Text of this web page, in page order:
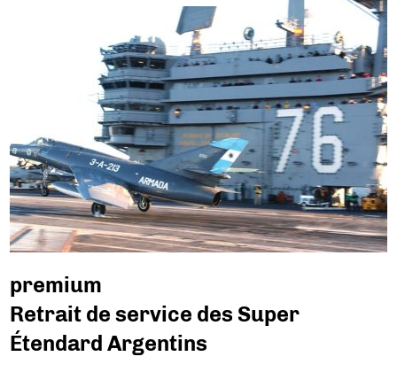
premium
Retrait de service des Super
Étendard Argentins